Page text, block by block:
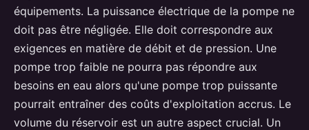
équipements. La puissance électrique de la pompe ne
doit pas être négligée. Elle doit correspondre aux
exigences en matière de débit et de pression. Une
pompe trop faible ne pourra pas répondre aux
besoins en eau alors qu'une pompe trop puissante
pourrait entraîner des coûts d'exploitation accrus. Le
volume du réservoir est un autre aspect crucial. Un